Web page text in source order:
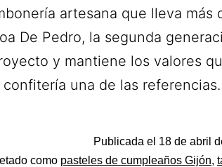
artesana que lleva más
De Pedro, la segunda
y mantiene los valores
confitería una de las
Publicada el 18 de abril
como pasteles de cumpleaños Gijón,